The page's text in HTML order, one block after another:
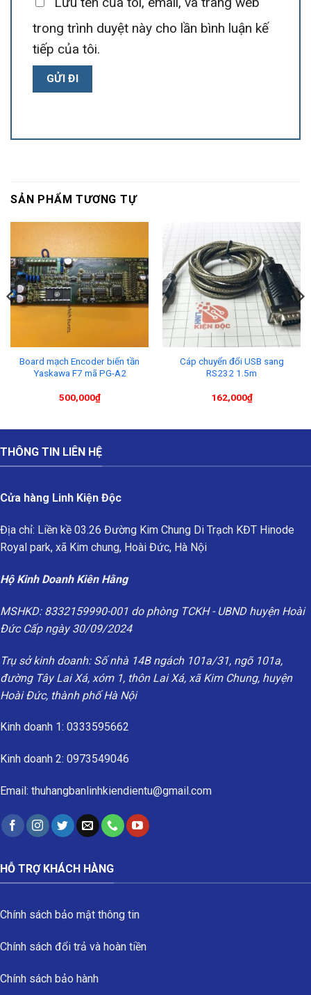
trong trình duyệt này cho lần bình luận kế
tiếp của tôi.
SẢN PHẨM TƯƠNG TỰ
Board mạch Encoder biến tần
Yaskawa F7 mã PG-A2
500,000₫
Cáp chuyển đổi USB sang
RS232 1.5m
162,000₫
THÔNG TIN LIÊN HỆ
Cửa hàng Linh Kiện Độc
Địa chỉ: Liền kề 03.26 Đường Kim Chung Di Trạch KĐT Hinode
Royal park, xã Kim chung, Hoài Đức, Hà Nội
Hộ Kinh Doanh Kiên Hằng
MSHKD: 8332159990-001 do phòng TCKH - UBND huyện Hoài
Đức Cấp ngày 30/09/2024
Trụ sở kinh doanh: Số nhà 14B ngách 101a/31, ngõ 101a,
đường Tây Lai Xá, xóm 1, thôn Lai Xá, xã Kim Chung, huyện
Hoài Đức, thành phố Hà Nội
Kinh doanh 1: 0333595662
Kinh doanh 2: 0973549046
Email: thuhangbanlinhkiendientu@gmail.com
HỖ TRỢ KHÁCH HÀNG
Chính sách bảo mật thông tin
Chính sách đổi trả và hoàn tiền
Chính sách bảo hành